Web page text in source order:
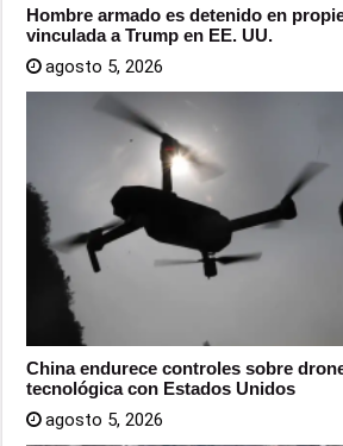
Hombre armado es detenido en
vinculada a Trump en EE. UU.
agosto 5, 2026
China endurece controles sobre
tecnológica con Estados Unidos
agosto 5, 2026